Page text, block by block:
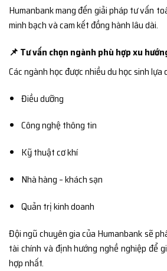
Humanbank mang đến giải pháp tư vấn
minh bạch và cam kết đồng hành lâu dài.
📌 Tư vấn chọn ngành phù hợp xu
Các ngành học được nhiều du học sinh lựa
Điều dưỡng
Công nghệ thông tin
Kỹ thuật cơ khí
Nhà hàng – khách sạn
Quản trị kinh doanh
Đội ngũ chuyên gia của Humanbank sẽ
tài chính và định hướng nghề nghiệp để
hợp nhất.